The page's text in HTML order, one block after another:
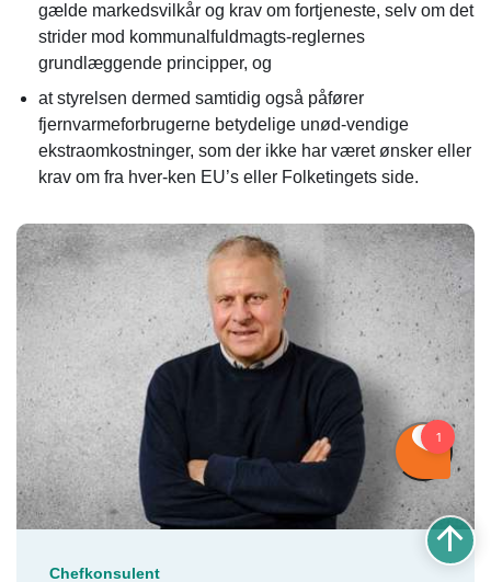
gælde markedsvilkår og krav om fortjeneste, selv om det
strider mod kommunalfuldmagts-reglernes
grundlæggende principper, og
at styrelsen dermed samtidig også påfører
fjernvarmeforbrugerne betydelige unød-vendige
ekstraomkostninger, som der ikke har været ønsker eller
krav om fra hver-ken EU’s eller Folketingets side.
Chefkonsulent